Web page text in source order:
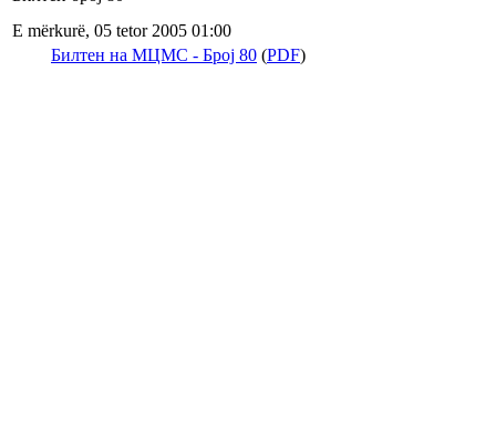
E mërkurë, 05 tetor 2005 01:00
Билтен на МЦМС - Број 80 (PDF)